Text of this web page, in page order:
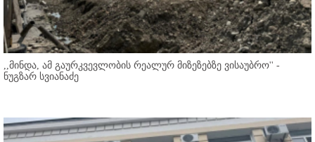
,,მინდა, ამ გაურკვევლობის რეალურ მიზეზებზე ვისაუბრო'' -
ნუგზარ სვიანაძე